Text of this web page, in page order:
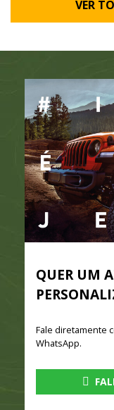
VER
QUER UM
Fale diretamente
WhatsApp.